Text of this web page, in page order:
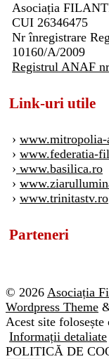
Asociația
CUI 26346475
Nr înregistrare
10160/A/2009
Registrul ANAF
Link-uri utile
›
› www.federatia-
› www.basilica.ro
›
› www.trinitastv.ro
Parteneri
© 2026 Asociația
Wordpress Theme
Acest site
Informații detaliate
POLITICĂ DE